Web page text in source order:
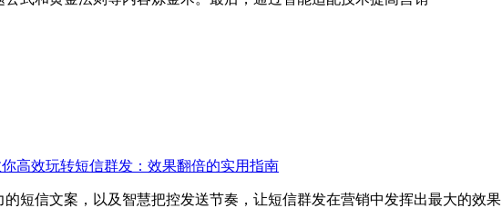
高效玩转短信群发：效果翻倍的实用指南
短信文案，以及智慧把控发送节奏，让短信群发在营销中发挥出最大的效